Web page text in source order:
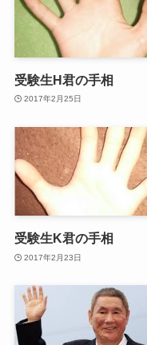
受験生H君の手相
2017年2月25日
受験生K君の手相
2017年2月23日